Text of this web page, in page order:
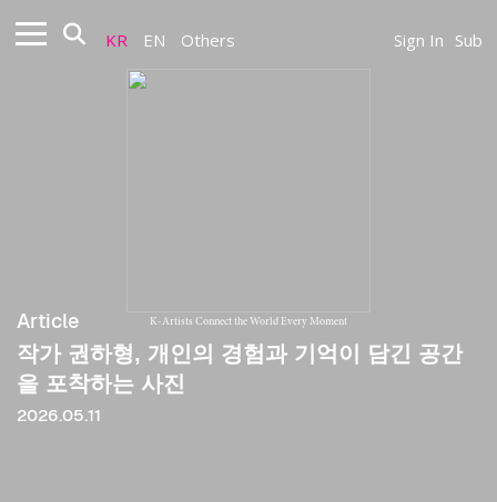
KR EN Others Sign In Sub
K-Artists Connect the World Every Moment
Article
작가 권하형, 개인의 경험과 기억이 담긴 공간
을 포착하는 사진
2026.05.11